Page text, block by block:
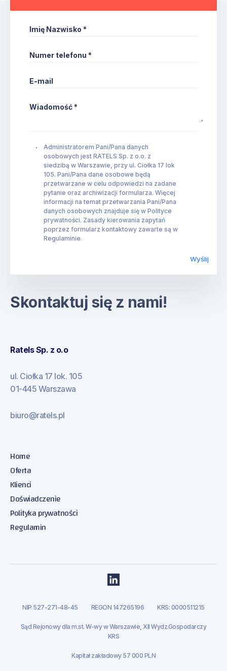
Imię Nazwisko *
Numer telefonu *
E-mail
Wiadomość *
Administratorem Pani/Pana danych
osobowych jest RATELS Sp. z o.o. z
siedzibą w Warszawie, przy ul. Ciołka 17 lok
105. Pani/Pana dane osobowe będą
przetwarzane w celu odpowiedzi na zadane
pytanie oraz archiwizacji formularza. Więcej
informacji na temat przetwarzania Pani/Pana
danych osobowych znajduje się w Polityce
prywatności. Zasady kierowania zapytań
poprzez formularz kontaktowy zawarte są w
Regulaminie.
Skontaktuj się z nami!
Ratels Sp. z o.o
ul. Ciołka 17 lok. 105
01-445 Warszawa
biuro@ratels.pl
Home
Oferta
Klienci
Doświadczenie
Polityka prywatności
Regulamin
NIP 527-271-48-45 REGON 147265196 KRS: 0000511215
Sąd Rejonowy dla m.st. W-wy w Warszawie, XII Wydz.Gospodarczy
KRS
Kapitał zakładowy 57 000 PLN